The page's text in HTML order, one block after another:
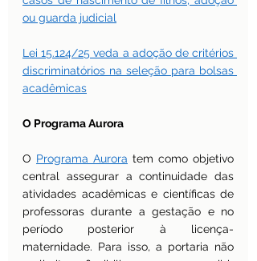
ou guarda judicial
Lei 15.124/25 veda a adoção de critérios
discriminatórios na seleção para bolsas
acadêmicas
O Programa Aurora
O Programa Aurora tem como objetivo
central assegurar a continuidade das
atividades acadêmicas e científicas de
professoras durante a gestação e no
período posterior à licença-
maternidade. Para isso, a portaria não